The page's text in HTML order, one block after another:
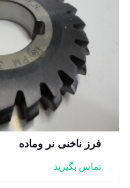
فرز ناخنی نر وماده
تماس بگیرید